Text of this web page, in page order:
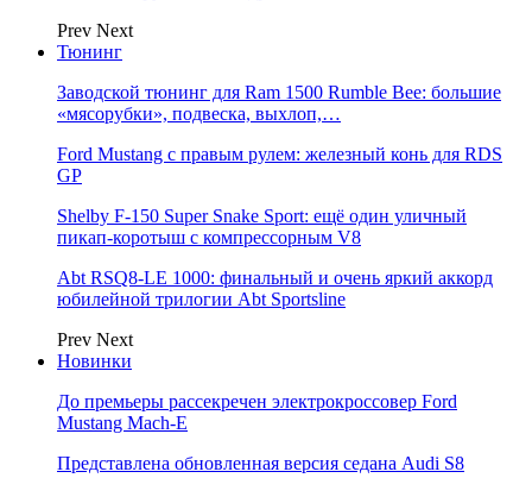
Prev Next
Тюнинг
Заводской тюнинг для Ram 1500 Rumble Bee: большие
«мясорубки», подвеска, выхлоп,…
Ford Mustang с правым рулем: железный конь для RDS
GP
Shelby F-150 Super Snake Sport: ещё один уличный
пикап-коротыш с компрессорным V8
Abt RSQ8-LE 1000: финальный и очень яркий аккорд
юбилейной трилогии Abt Sportsline
Prev Next
Новинки
До премьеры рассекречен электрокроссовер Ford
Mustang Mach-E
Представлена обновленная версия седана Audi S8